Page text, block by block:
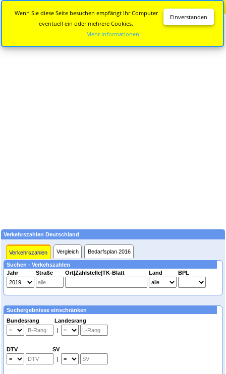
Verkehrszahlen Deutschland
Verkehrszahlen Vergleich Bedarfsplan 2016
Suchen - Verkehszahlen
Jahr
Straße Ort|Zählstelle|TK-Blatt Land BPL
Suchergebnisse einschränken
Bundesrang Landesrang
|
DTV SV
|
Einverstanden
Wenn Sie diese Seite besuchen empfängt Ihr Computer
eventuell ein oder mehrere Cookies.
Mehr Informationen